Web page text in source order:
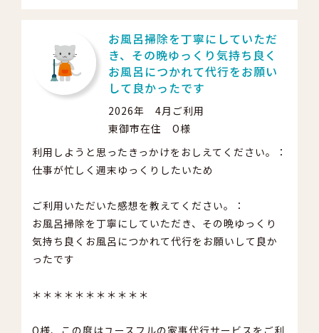
お風呂掃除を丁寧にしていただ
き、その晩ゆっくり気持ち良く
お風呂につかれて代行をお願い
して良かったです
2026年 4月ご利用
東御市在住 O様
利用しようと思ったきっかけをおしえてください。：
仕事が忙しく週末ゆっくりしたいため
ご利用いただいた感想を教えてください。：
お風呂掃除を丁寧にしていただき、その晩ゆっくり
気持ち良くお風呂につかれて代行をお願いして良か
ったです
＊＊＊＊＊＊＊＊＊＊＊
O様、この度はユースフルの家事代行サービスをご利